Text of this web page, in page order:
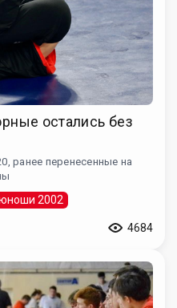
остались без
ранее перенесенные на
2002
4684